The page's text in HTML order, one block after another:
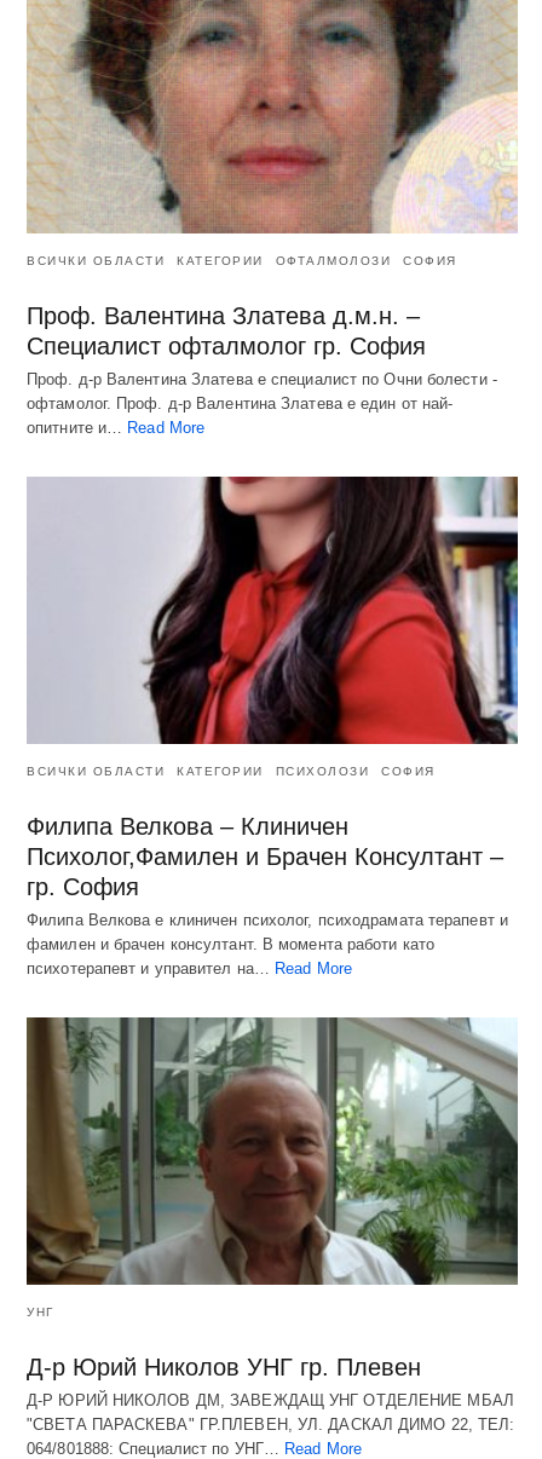
ВСИЧКИ ОБЛАСТИ КАТЕГОРИИ ОФТАЛМОЛОЗИ СОФИЯ
Проф. Валентина Златева д.м.н. –
Специалист офталмолог гр. София
Проф. д-р Валентина Златева е специалист по Очни болести -
офтамолог. Проф. д-р Валентина Златева е един от най-
опитните и… Read More
ВСИЧКИ ОБЛАСТИ КАТЕГОРИИ ПСИХОЛОЗИ СОФИЯ
Филипа Велкова – Клиничен
Психолог,Фамилен и Брачен Консултант –
гр. София
Филипа Велкова е клиничен психолог, психодрамата терапевт и
фамилен и брачен консултант. В момента работи като
психотерапевт и управител на…
Read More
УНГ
Д-р Юрий Николов УНГ гр. Плевен
Д-Р ЮРИЙ НИКОЛОВ ДМ, ЗАВЕЖДАЩ УНГ ОТДЕЛЕНИЕ МБАЛ
"СВЕТА ПАРАСКЕВА" ГР.ПЛЕВЕН, УЛ. ДАСКАЛ ДИМО 22, ТЕЛ:
064/801888: Специалист по УНГ… Read More